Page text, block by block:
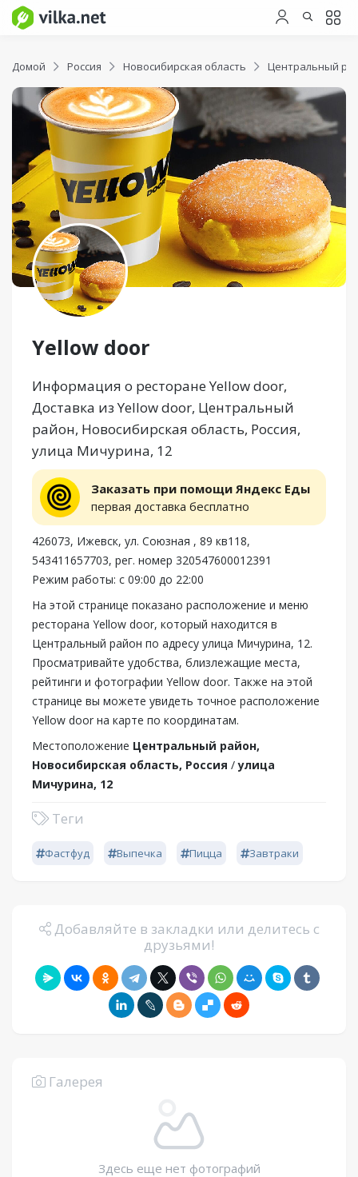
Домой Россия Новосибирская область Центральный
Yellow door
Информация о ресторане Yellow door,
Доставка из Yellow door, Центральный
район, Новосибирская область, Россия,
улица Мичурина, 12
Заказать при помощи Яндекс Еды
первая доставка бесплатно
426073, Ижевск, ул. Союзная , 89 кв118,
543411657703, рег. номер 320547600012391
Режим работы: с 09:00 до 22:00
На этой странице показано расположение и меню
ресторана Yellow door, который находится в
Центральный район по адресу улица Мичурина, 12.
Просматривайте удобства, близлежащие места,
рейтинги и фотографии Yellow door. Также на этой
странице вы можете увидеть точное расположение
Yellow door на карте по координатам.
Местоположение Центральный район,
Новосибирская область, Россия /улица
Мичурина, 12
Теги
Фастфуд Выпечка Пицца Завтраки
Добавляйте в закладки или делитесь с
друзьями!
Галерея
Здесь еще нет фотографий